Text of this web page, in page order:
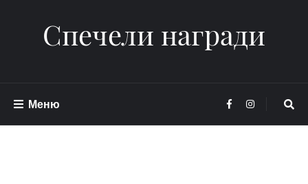
Спечели награди
Меню